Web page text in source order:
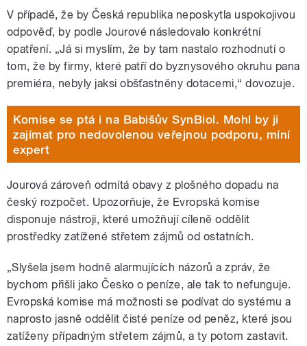
V případě, že by Česká republika neposkytla uspokojivou
odpověď, by podle Jourové následovalo konkrétní
opatření. „Já si myslím, že by tam nastalo rozhodnutí o
tom, že by firmy, které patří do byznysového okruhu pana
premiéra, nebyly jaksi obšťastněny dotacemi,“ dovozuje.
Komise se ptá i na Babišův SynBiol. Mohl by ji
zajímat pro nedovolenou veřejnou podporu, míní
expert
Jourová zároveň odmítá obavy z plošného dopadu na
český rozpočet. Upozorňuje, že Evropská komise
disponuje nástroji, které umožňují cíleně oddělit
prostředky zatížené střetem zájmů od ostatních.
„Slyšela jsem hodně alarmujících názorů a zpráv, že
bychom přišli jako Česko o peníze, ale tak to nefunguje.
Evropská komise má možnosti se podívat do systému a
naprosto jasně oddělit čisté peníze od peněz, které jsou
zatíženy případným střetem zájmů, a ty potom zastavit.